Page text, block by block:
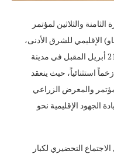
والثلاثين لمؤتمر
الإقليمي للشرق الأدنى،
وتستضيف الاجتماع الوزاري المرتقب في 21 أبريل المقبل في مدينة
استثنائياً، حيث ينعقد
والمعرض الزراعي
الجهود الإقليمية نحو
التحضيري لكبار